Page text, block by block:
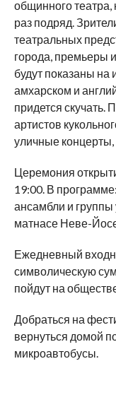
общинного театра,
раз подряд.
театральных
города, премьеры
будут показаны на
амхарском и
придется скучать.
артистов
уличные
Церемония
19:00. В
ансамбли и
матнасе Неве-
Ежедневный
символическую
пойдут на
Добраться на
вернуться домой
микроавтобусы.